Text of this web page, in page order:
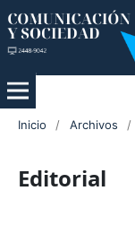
Inicio / Archivos /
Editorial